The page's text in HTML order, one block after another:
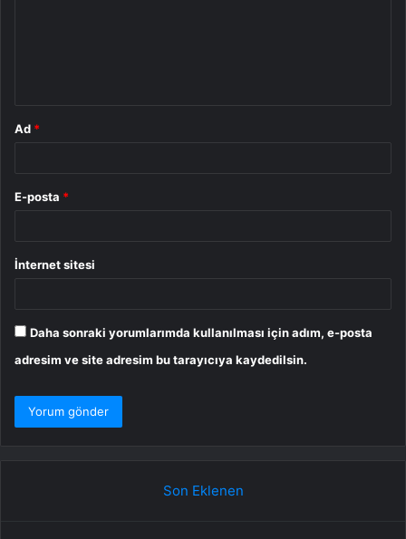
Ad *
E-posta *
İnternet sitesi
Daha sonraki yorumlarımda kullanılması için adım, e-posta
adresim ve site adresim bu tarayıcıya kaydedilsin.
Son Eklenen